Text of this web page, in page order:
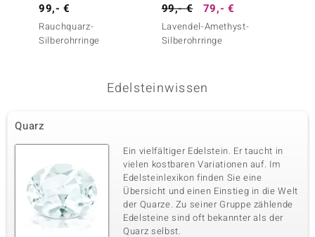
99,- €
Rauchquarz-
Silberohrringe
99,- € 79,- €
Lavendel-Amethyst-
Silberohrringe
Edelsteinwissen
Quarz
Ein vielfältiger Edelstein. Er taucht in
vielen kostbaren Variationen auf. Im
Edelsteinlexikon finden Sie eine
Übersicht und einen Einstieg in die Welt
der Quarze. Zu seiner Gruppe zählende
Edelsteine sind oft bekannter als der
Quarz selbst.